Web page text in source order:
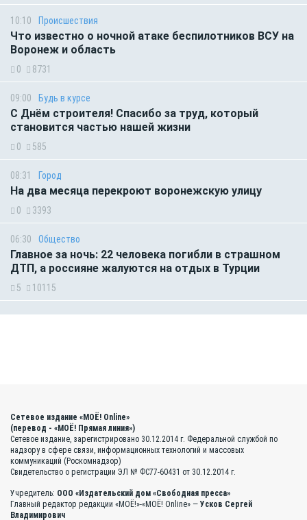
10:10 Происшествия
Что известно о ночной атаке беспилотников ВСУ на
Воронеж и область
0 8731
09:00 Будь в курсе
С Днём строителя! Спасибо за труд, который
становится частью нашей жизни
0 585
08:31 Город
На два месяца перекроют воронежскую улицу
0 3393
06:30 Общество
Главное за ночь: 22 человека погибли в страшном
ДТП, а россияне жалуются на отдых в Турции
5 10115
Сетевое издание «МОЁ! Online»
(перевод - «МОЁ! Прямая линия»)
Сетевое издание, зарегистрировано 30.12.2014 г. Федеральной службой по
надзору в сфере связи, информационных технологий и массовых
коммуникаций (Роскомнадзор)
Свидетельство о регистрации ЭЛ № ФС77-60431 от 30.12.2014 г.
Учредитель: ООО «Издательский дом «Свободная пресса»
Главный редактор редакции «МОЁ!»-«МОЁ! Online» — Усков Сергей
Владимирович